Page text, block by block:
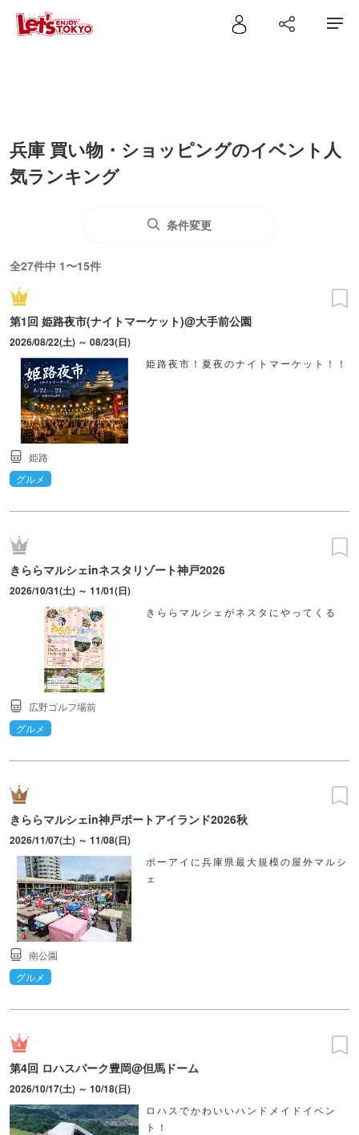
兵庫 買い物・ショッピングのイベント人
気ランキング
条件変更
全27件中 1〜15件
第1回 姫路夜市(ナイトマーケット)@大手前公園
2026/08/22(土) ～ 08/23(日)
姫路夜市！夏夜のナイトマーケット！！
姫路
グルメ
きららマルシェinネスタリゾート神戸2026
2026/10/31(土) ～ 11/01(日)
きららマルシェがネスタにやってくる
広野ゴルフ場前
グルメ
きららマルシェin神戸ポートアイランド2026秋
2026/11/07(土) ～ 11/08(日)
ポーアイに兵庫県最大規模の屋外マルシ
ェ
南公園
グルメ
第4回 ロハスパーク豊岡@但馬ドーム
2026/10/17(土) ～ 10/18(日)
ロハスでかわいいハンドメイドイベン
ト！